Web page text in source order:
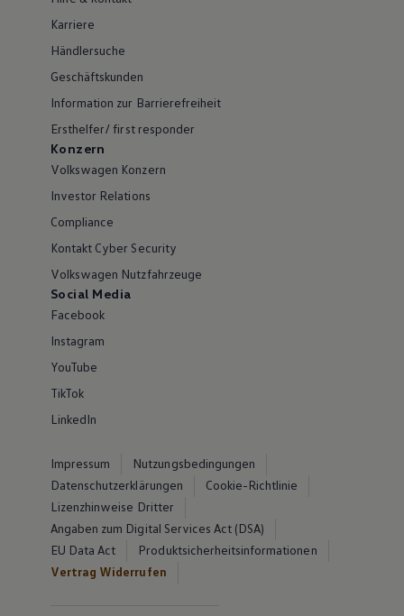
Karriere
Händlersuche
Geschäftskunden
Information zur Barrierefreiheit
Ersthelfer/ first responder
Konzern
Volkswagen Konzern
Investor Relations
Compliance
Kontakt Cyber Security
Volkswagen Nutzfahrzeuge
Social Media
Facebook
Instagram
YouTube
TikTok
LinkedIn
Impressum
Nutzungsbedingungen
Datenschutzerklärungen
Cookie-Richtlinie
Lizenzhinweise Dritter
Angaben zum Digital Services Act (DSA)
EU Data Act
Produktsicherheitsinformationen
Vertrag Widerrufen